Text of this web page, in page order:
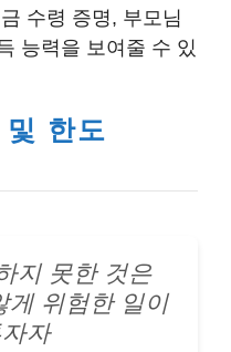
수령 증명, 부모님
능력을 보여줄 수 있
한도
지 못한 것은
게 위험한 일이
자